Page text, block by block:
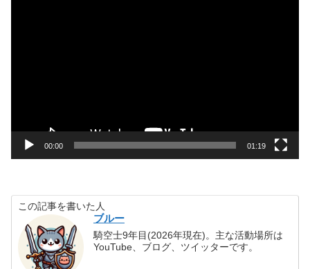
00:00 01:19
この記事を書いた人
ブルー
騎空士9年目(2026年現在)。主な活動場所は
YouTube、ブログ、ツイッターです。